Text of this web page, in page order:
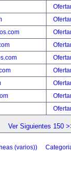
Ver Siguientes 150
(varios))